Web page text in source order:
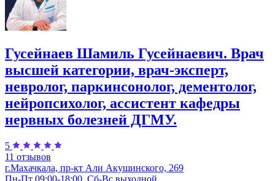
Гусейнаев Шамиль Гусейнаевич. Врач
высшей категории, врач-эксперт,
невролог, паркинсонолог, дементолог,
нейропсихолог, ассистент кафедры
нервных болезней ДГМУ.
5
11 отзывов
г.Махачкала, пр-кт Али Акушинского, 269
Пн-Пт 09:00-18:00, Сб-Вс выходной